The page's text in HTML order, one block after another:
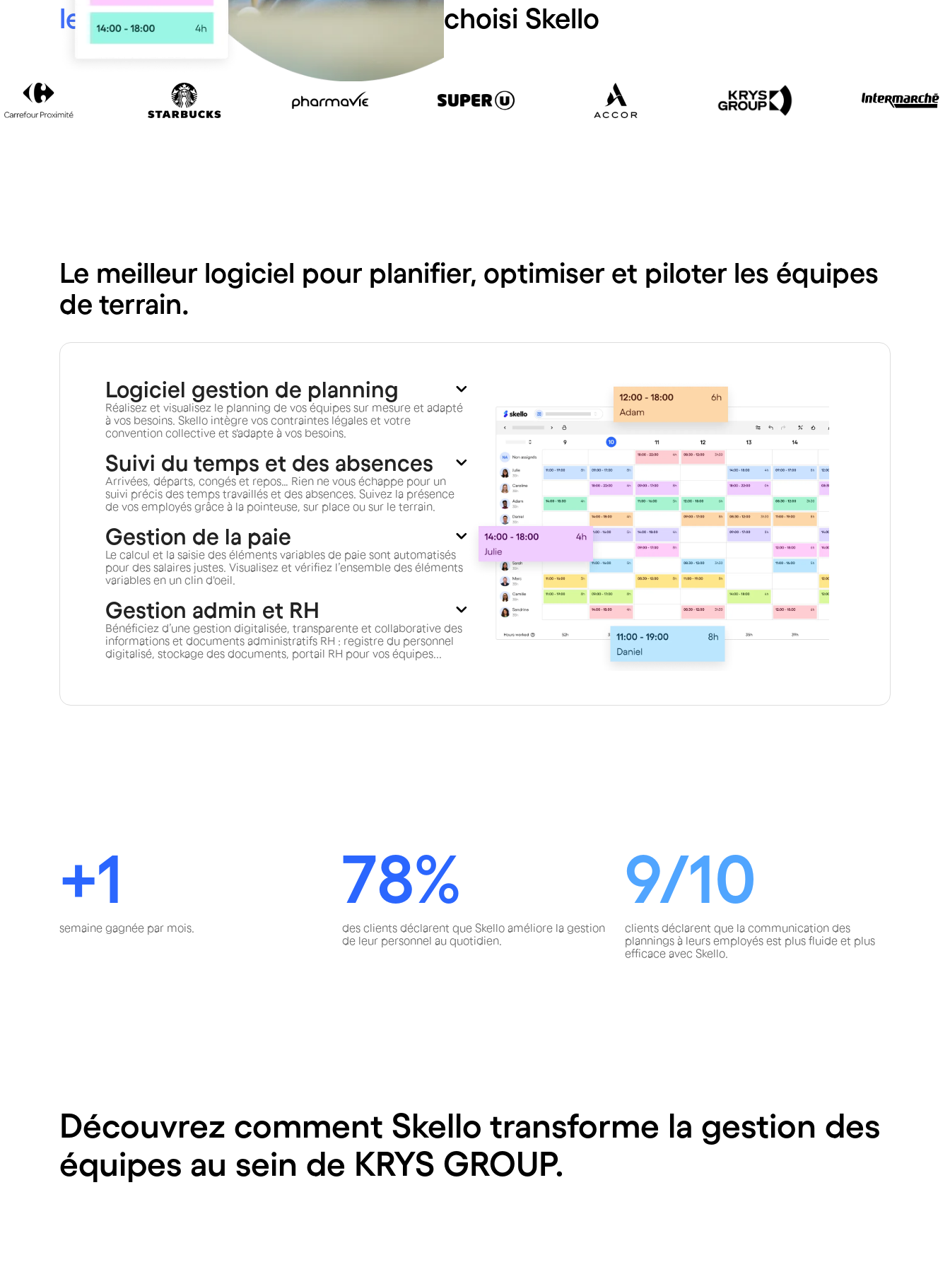
leurs 700 000 salariésqui ont choisi Skello
Le meilleur logiciel pour planifier, optimiser et piloter les équipes
de terrain.
Logiciel gestion de planning
Réalisez et visualisez le planning de vos équipes sur mesure et adapté
à vos besoins. Skello intègre vos contraintes légales et votre
convention collective et s'adapte à vos besoins.
Suivi du temps et des absences
Arrivées, départs, congés et repos… Rien ne vous échappe pour un
suivi précis des temps travaillés et des absences. Suivez la présence
de vos employés grâce à la pointeuse, sur place ou sur le terrain.
Gestion de la paie
Le calcul et la saisie des éléments variables de paie sont automatisés
pour des salaires justes. Visualisez et vérifiez l’ensemble des éléments
variables en un clin d'oeil.
Gestion admin et RH
Bénéficiez d’une gestion digitalisée, transparente et collaborative des
informations et documents administratifs RH : registre du personnel
digitalisé, stockage des documents, portail RH pour vos équipes...
+1
semaine gagnée par mois.
78%
des clients déclarent que Skello améliore la gestion
de leur personnel au quotidien.
9/10
clients déclarent que la communication des
plannings à leurs employés est plus fluide et plus
efficace avec Skello.
Découvrez comment Skello transforme la gestion des
équipes au sein de KRYS GROUP.